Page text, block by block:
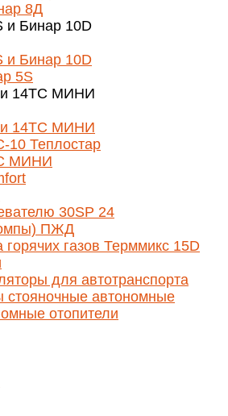
8Д
и Бинар 10D
и Бинар 10D
5S
и 14ТС МИНИ
и 14ТС МИНИ
10 Теплостар
МИНИ
30SP 24
ПЖД
горячих газов Терммикс 15D
для автотранспорта
стояночные автономные
отопители